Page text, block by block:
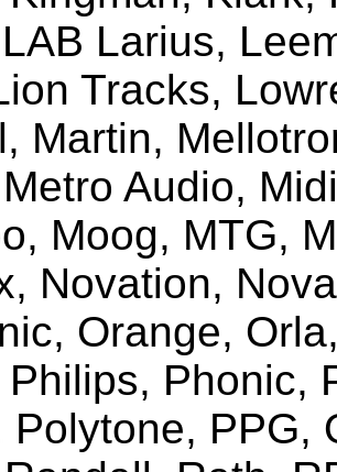
Larius,
Tracks,
Martin,
Audio,
Moog, MTG,
Novation,
Orange,
Philips, Phonic,
Polytone, PPG,